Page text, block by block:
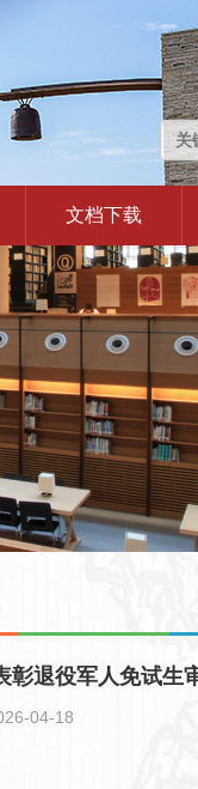
文档下载
退役军人免试生
04-18